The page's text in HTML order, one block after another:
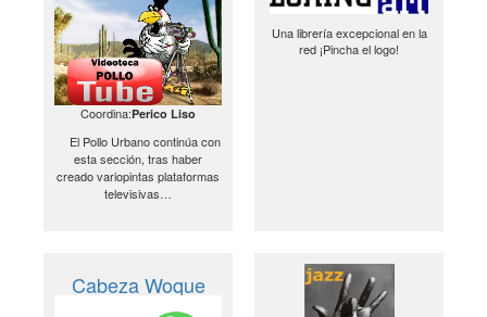
Coordina:Perico Liso
El Pollo Urbano continúa con
esta sección, tras haber
creado variopintas plataformas
televisivas…
Una librería excepcional en la
red ¡Pincha el logo!
Cabeza Woque